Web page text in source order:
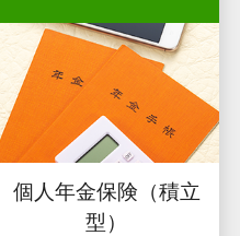
個人年金保険（積立
型）